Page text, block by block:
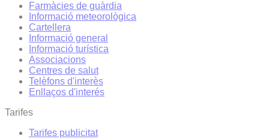
Farmàcies de guàrdia
Informació meteorològica
Cartellera
Informació general
Informació turística
Associacions
Centres de salut
Telèfons d'interès
Enllaços d'interés
Tarifes
Tarifes publicitat